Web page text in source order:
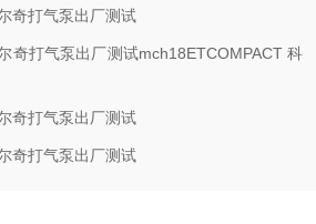
奇打气泵出厂测试
奇打气泵出厂测试mch18ETCOMPACT 科
奇打气泵出厂测试
奇打气泵出厂测试